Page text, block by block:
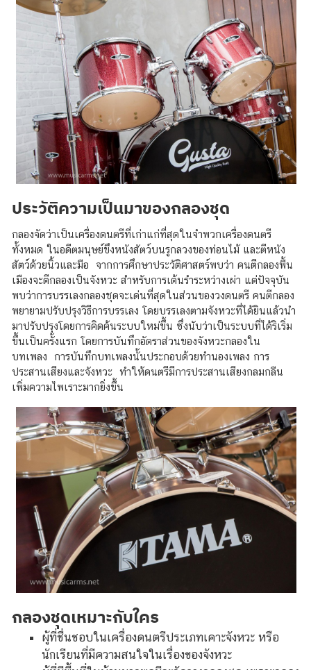
ประวัติความเป็นมาของกลองชุด
กลองจัดว่าเป็นเครื่องดนตรีที่เก่าแก่ที่สุดในจำพวกเครื่องดนตรี
ทั้งหมด ในอดีตมนุษย์ขึงหนังสัตว์บนรูกลวงของท่อนไม้ และตีหนัง
สัตว์ด้วยนิ้วและมือ
จากการศึกษาประวัติศาสตร์พบว่า คนตีกลองพื้น
เมืองจะตีกลองเป็นจังหวะ สำหรับการเต้นรำระหว่างเผ่า แต่ปัจจุบัน
พบว่าการบรรเลงกลองชุดจะเด่นที่สุดในส่วนของวงดนตรี คนตีกลอง
พยายามปรับปรุงวิธีการบรรเลง โดยบรรเลงตามจังหวะที่ได้ยินแล้วนำ
มาปรับปรุงโดยการคิดค้นระบบใหม่ขึ้น ซึ่งนับว่าเป็นระบบที่ได้ริเริ่ม
ขึ้นเป็นครั้งแรก โดยการบันทึกอัตราส่วนของจังหวะกลองใน
บทเพลง
การบันทึกบทเพลงนั้นประกอบด้วยทำนองเพลง การ
ประสานเสียงและจังหวะ ทำให้ดนตรีมีการประสานเสียงกลมกลืน
เพิ่มความไพเราะมากยิ่งขึ้น
กลองชุดเหมาะกับใคร
ผู้ที่ชื่นชอบในเครื่องดนตรีประเภทเคาะจังหวะ หรือ
นักเรียนที่มีความสนใจในเรื่องของจังหวะ